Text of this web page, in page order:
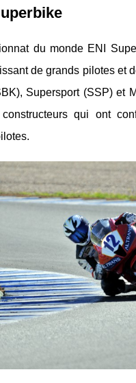
du monde ENI
de grands pilotes
Supersport (SSP)
qui ont